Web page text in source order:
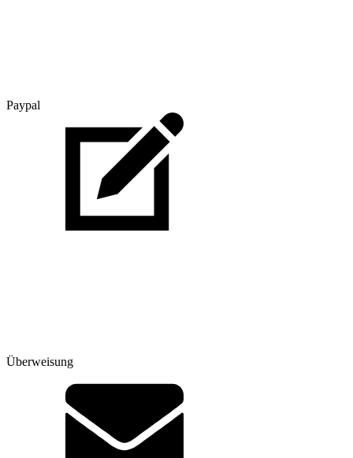
Paypal
Überweisung